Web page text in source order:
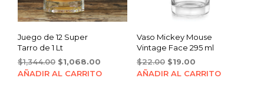
Juego de 12 Super
Tarro de 1 Lt
$1,344.00 Original
price
$1,068.00
price
AÑADIR AL CARRITO
Vaso Mickey Mouse
Vintage Face 295 ml
$22.00 Original
price
$19.00Current
price
AÑADIR AL CARRITO